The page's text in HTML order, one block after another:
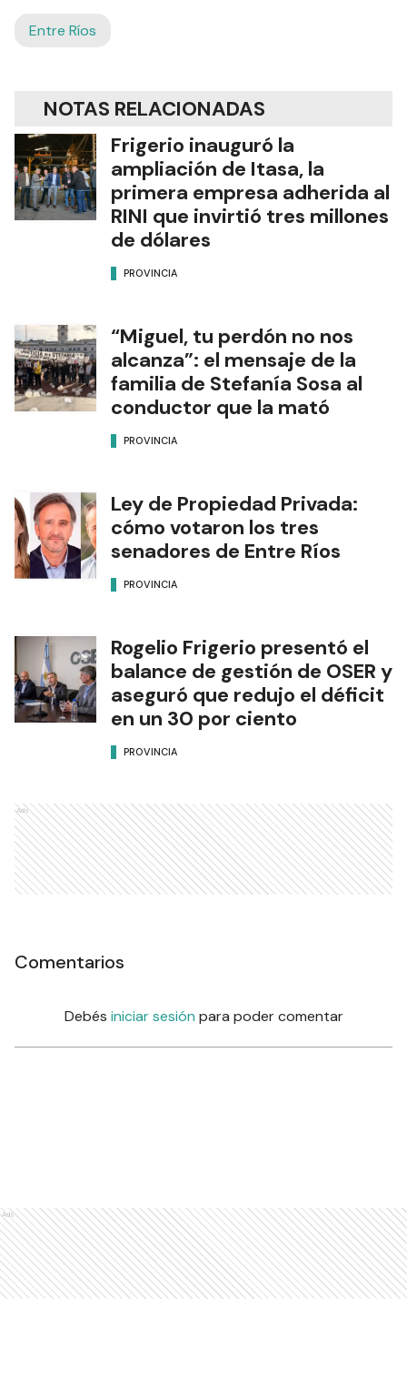
Entre Ríos
NOTAS RELACIONADAS
Frigerio inauguró la
ampliación de Itasa, la
primera empresa adherida al
RINI que invirtió tres millones
de dólares
PROVINCIA
“Miguel, tu perdón no nos
alcanza”: el mensaje de la
familia de Stefanía Sosa al
conductor que la mató
PROVINCIA
Ley de Propiedad Privada:
cómo votaron los tres
senadores de Entre Ríos
PROVINCIA
Rogelio Frigerio presentó el
balance de gestión de OSER y
aseguró que redujo el déficit
en un 30 por ciento
PROVINCIA
Ads
Comentarios
Debés iniciar sesión para poder comentar
Ads